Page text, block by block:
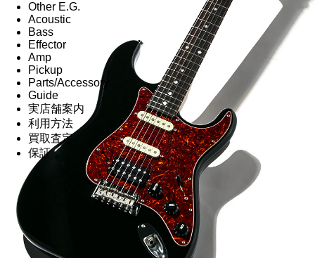
Other E.G.
Acoustic
Bass
Effector
Amp
Pickup
Parts/Accessory
Guide
実店舗案内
利用方法
買取査定
保証